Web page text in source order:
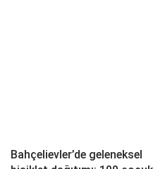
Bahçelievler’de geleneksel